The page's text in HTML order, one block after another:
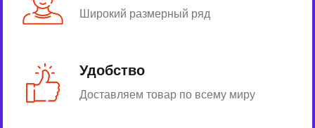
Широкий размерный ряд
Удобство
Доставляем товар по всему миру